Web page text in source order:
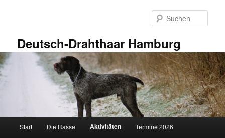
Deutsch-Drahthaar Hamburg
Start Die Rasse Aktivitäten Termine 2026